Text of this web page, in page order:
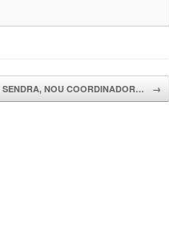
SENDRA, NOU COORDINADOR… →